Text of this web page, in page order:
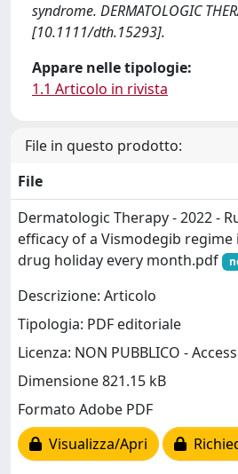
syndrome. DERMATOLOGIC
[10.1111/dth.15293].
Appare nelle tipologie:
1.1 Articolo in rivista
File in questo prodotto:
File
Dermatologic Therapy - 2022 -
efficacy of a Vismodegib regime
drug holiday every month.pdf
Descrizione: Articolo
Tipologia: PDF editoriale
Licenza: NON PUBBLICO -
Dimensione 821.15 kB
Formato Adobe PDF
Visualizza/Apri